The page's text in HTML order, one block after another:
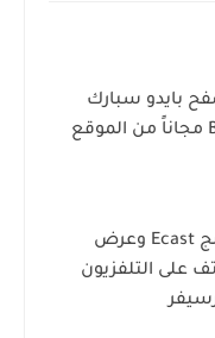
بايدو سبارك
Baidu Spark مجاناً من الموقع
تحميل برنامج Ecast وعرض
على التلفزيون